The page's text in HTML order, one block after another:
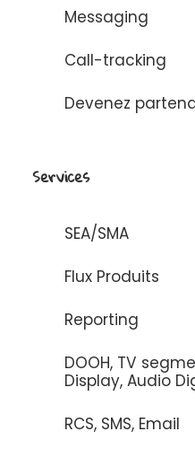
Messaging
Call-tracking
Devenez
Services
SEA/SMA
Flux Produits
Reporting
DOOH, TV
Display, Audio
RCS, SMS, Email
136
*Envois annuels moyens,
Concevez
Créez des modèles
(SMS, email,
avec des éléments de